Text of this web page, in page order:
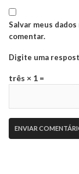
Salvar meus
comentar.
Digite uma
três × 1 =